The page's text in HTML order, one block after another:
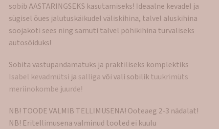
sobib AASTARINGSEKS kasutamiseks! Ideaalne kevadel ja
sügisel õues jalutuskäikudel väliskihina, talvel aluskihina
soojakoti sees ning samuti talvel põhikihina turvaliseks
autosõiduks!
Sobita vastupandamatuks ja praktiliseks komplektiks
Isabel kevadmütsi ja salligavõi vali sobiliktuukrimüts
meriinokombe juurde!
NB! TOODE VALMIB TELLIMUSENA! Ooteaeg 2-3 nädalat!
NB! Eritellimusena valminud tooted ei kuulu